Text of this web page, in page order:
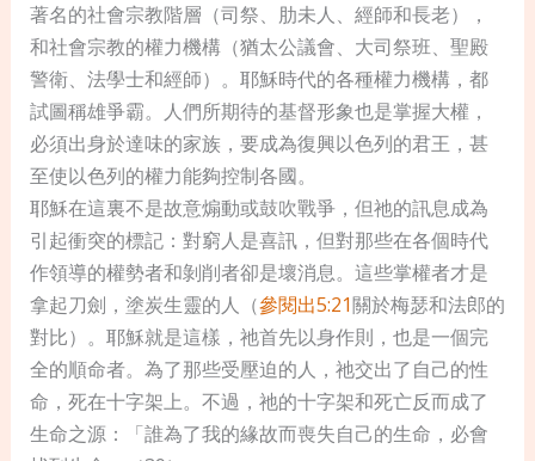
著名的社會宗教階層（司祭、肋未人、經師和長老），
和社會宗教的權力機構（猶太公議會、大司祭班、聖殿
警衛、法學士和經師）。耶穌時代的各種權力機構，都
試圖稱雄爭霸。人們所期待的基督形象也是掌握大權，
必須出身於達味的家族，要成為復興以色列的君王，甚
至使以色列的權力能夠控制各國。
耶穌在這裏不是故意煽動或鼓吹戰爭，但祂的訊息成為
引起衝突的標記：對窮人是喜訊，但對那些在各個時代
作領導的權勢者和剝削者卻是壞消息。這些掌權者才是
拿起刀劍，塗炭生靈的人（參閱出5:21關於梅瑟和法郎的
對比）。耶穌就是這樣，祂首先以身作則，也是一個完
全的順命者。為了那些受壓迫的人，祂交出了自己的性
命，死在十字架上。不過，祂的十字架和死亡反而成了
生命之源：「誰為了我的緣故而喪失自己的生命，必會